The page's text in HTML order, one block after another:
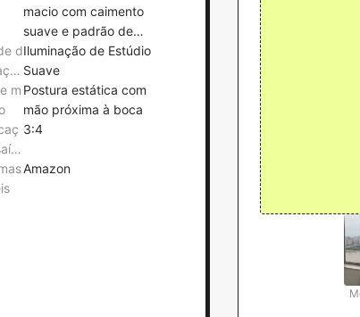
macio com caimento
suave e padrão de
coração
dIluminação de Estúdio
Suave
m Postura estática com
mão próxima à boca
3:4
Amazon